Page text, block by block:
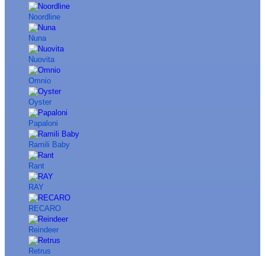
Noordline
Nuna
Nuovita
Omnio
Oyster
Papaloni
Ramili Baby
Rant
RAY
RECARO
Reindeer
Retrus